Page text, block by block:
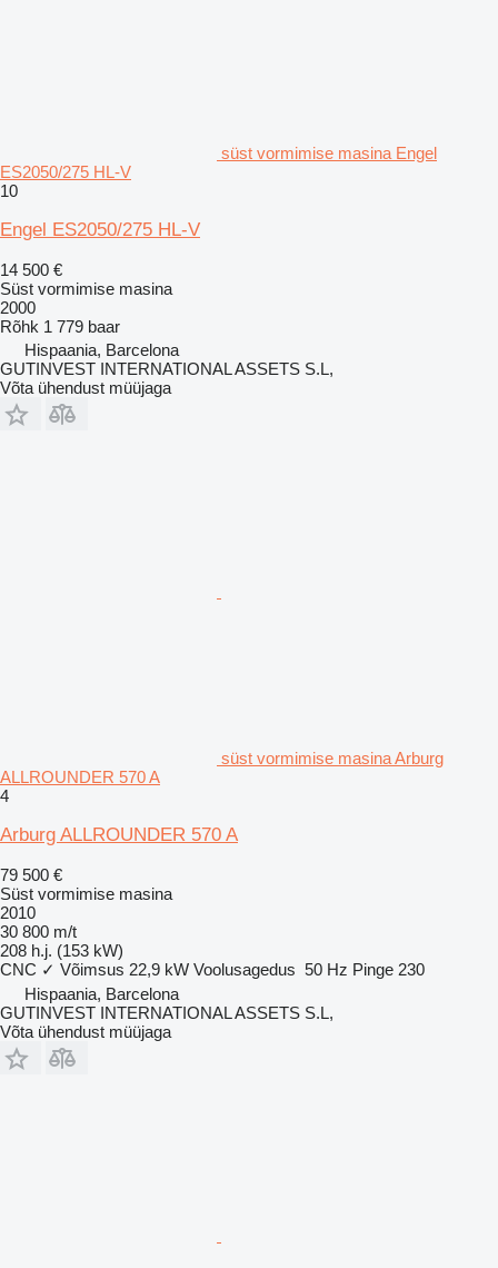
süst vormimise masina Engel
ES2050/275 HL-V
10
Engel ES2050/275 HL-V
14 500 €
Süst vormimise masina
2000
Rõhk 1 779 baar
Hispaania, Barcelona
GUTINVEST INTERNATIONAL ASSETS S.L,
Võta ühendust müüjaga
süst vormimise masina Arburg
ALLROUNDER 570 A
4
Arburg ALLROUNDER 570 A
79 500 €
Süst vormimise masina
2010
30 800 m/t
208 h.j. (153 kW)
CNC ✓ Võimsus 22,9 kW Voolusagedus 50 Hz Pinge 230
Hispaania, Barcelona
GUTINVEST INTERNATIONAL ASSETS S.L,
Võta ühendust müüjaga